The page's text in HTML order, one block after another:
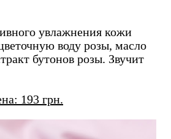
увлажнения кожи
воду розы, масло
бутонов розы. Звучит
193 грн.